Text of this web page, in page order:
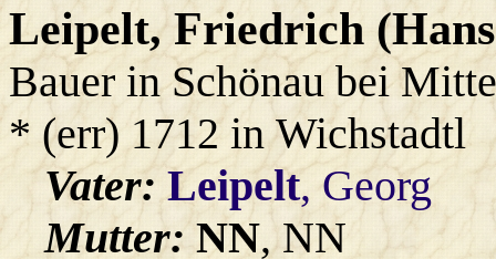
Leipelt, Friedrich
Bauer in Schönau bei
* (err) 1712 in Wichstadtl
Vater:Leipelt, Georg
Mutter:NN, NN